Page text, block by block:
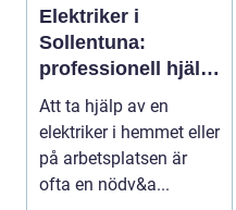
Elektriker i
Sollentuna:
professionell hjälp
när du behöver det
Att ta hjälp av en
elektriker i hemmet eller
på arbetsplatsen är
ofta en nödv&a...